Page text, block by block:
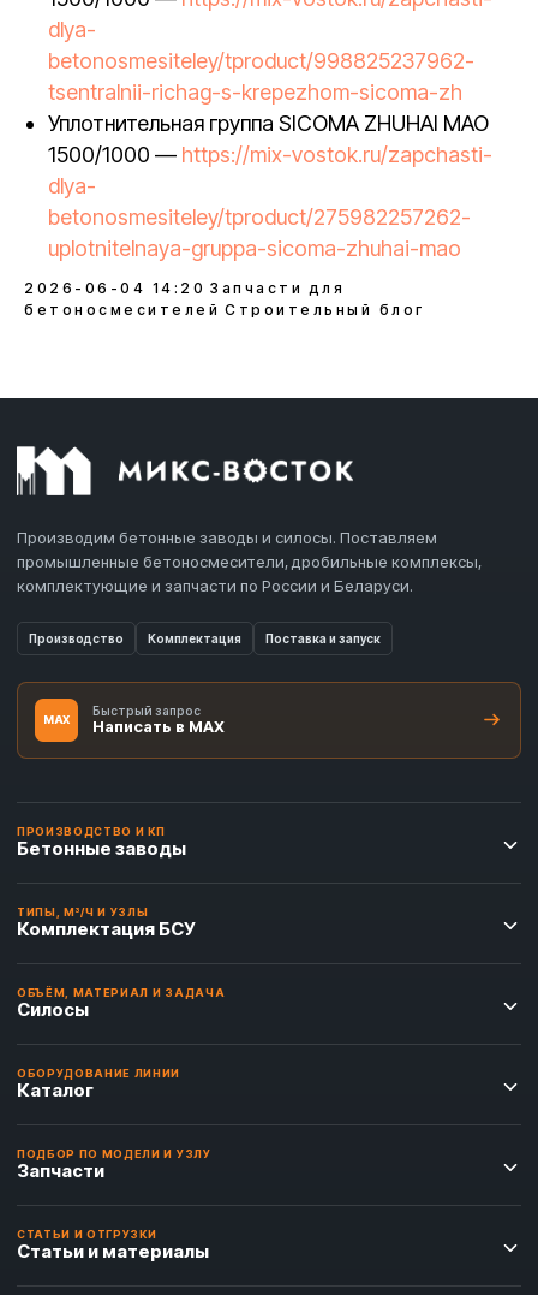
dlya-
betonosmesiteley/tproduct/998825237962-
tsentralnii-richag-s-krepezhom-sicoma-zh
Уплотнительная группа SICOMA ZHUHAI MAO
1500/1000 — https://mix-vostok.ru/zapchasti-
dlya-
betonosmesiteley/tproduct/275982257262-
uplotnitelnaya-gruppa-sicoma-zhuhai-mao
2026-06-04 14:20 Запчасти для
бетоносмесителей Строительный блог
Производим бетонные заводы и силосы. Поставляем
промышленные бетоносмесители, дробильные комплексы,
комплектующие и запчасти по России и Беларуси.
Производство Комплектация Поставка и запуск
MAX
Быстрый запрос
Написать в MAX
ПРОИЗВОДСТВО И КП
Бетонные заводы
ТИПЫ, М³/Ч И УЗЛЫ
Комплектация БСУ
ОБЪЁМ, МАТЕРИАЛ И ЗАДАЧА
Силосы
ОБОРУДОВАНИЕ ЛИНИИ
Каталог
ПОДБОР ПО МОДЕЛИ И УЗЛУ
Запчасти
СТАТЬИ И ОТГРУЗКИ
Статьи и материалы